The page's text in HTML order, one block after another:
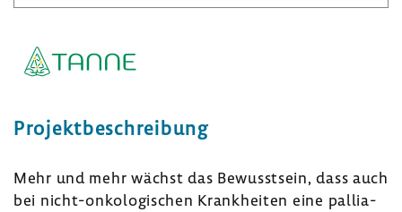
Projekt­be­schrei­bung
Mehr und mehr wächst das Bewusst­sein, dass auch
bei nicht-​onkologischen Krank­heiten eine pallia­